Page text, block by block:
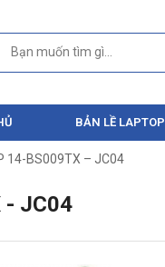
BẢN LỀ LAPTOP
14-BS009TX – JC04
- JC04